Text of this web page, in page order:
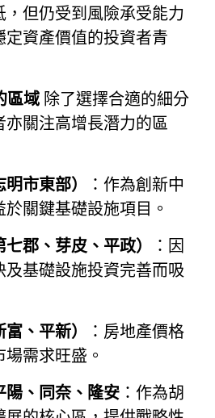
，但仍受到風險承受能力
定資產價值的投資者青
區域 除了選擇合適的細分
亦關注高增長潛力的區
市東部）
：作為創新中
關鍵基礎設施項目。
郡、芽皮、平政）
：因
及基礎設施投資完善而吸
、平新）
：房地產價格
需求旺盛。
陽、同奈、隆安 ：作為胡